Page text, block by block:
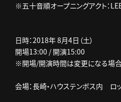
※五十音順オープニングアクト：
日時：2018年 8月4日（土）
開場13:00 / 開演15:00
※開場/開演時間は変更になる場合
会場：長崎・ハウステンボス内 ロ